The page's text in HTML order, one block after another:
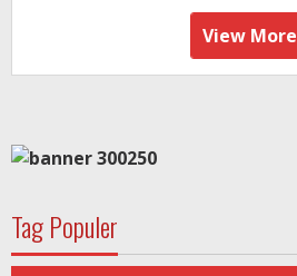
View More
Tag Populer